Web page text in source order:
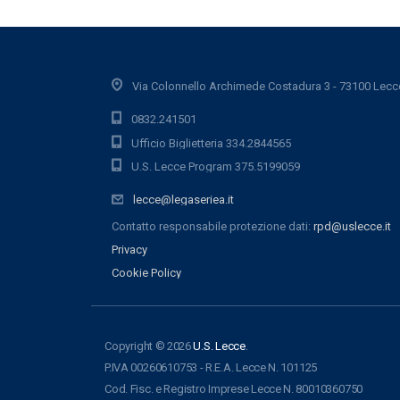
Via Colonnello Archimede Costadura 3 - 73100
0832.241501
Ufficio Biglietteria 334.2844565
U.S. Lecce Program 375.5199059
lecce@legaseriea.it
Contatto responsabile protezione dati: rpd@uslecce.it
Privacy
Cookie Policy
Copyright © 2026U.S. Lecce.
P.IVA 00260610753 - R.E.A. Lecce N. 101125
Cod. Fisc. e Registro Imprese Lecce N. 80010360750